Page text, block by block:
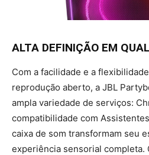
ALTA DEFINIÇÃO EM
Com a facilidade e a
reprodução aberto, a JBL
ampla variedade de serviços:
compatibilidade com
caixa de som transformam seu
experiência sensorial completa.